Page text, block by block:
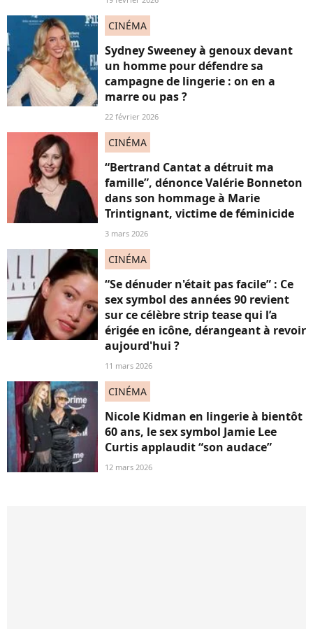
CINÉMA
Sydney Sweeney à genoux devant
un homme pour défendre sa
campagne de lingerie : on en a
marre ou pas ?
22 février 2026
CINÉMA
“Bertrand Cantat a détruit ma
famille”, dénonce Valérie Bonneton
dans son hommage à Marie
Trintignant, victime de féminicide
3 mars 2026
CINÉMA
“Se dénuder n'était pas facile” : Ce
sex symbol des années 90 revient
sur ce célèbre strip tease qui l’a
érigée en icône, dérangeant à revoir
aujourd'hui ?
11 mars 2026
CINÉMA
Nicole Kidman en lingerie à bientôt
60 ans, le sex symbol Jamie Lee
Curtis applaudit “son audace”
12 mars 2026